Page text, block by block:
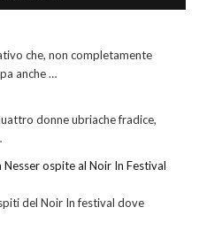
che, non completamente
anche …
donne ubriache fradice,
ospite al Noir In Festival
del Noir In festival dove